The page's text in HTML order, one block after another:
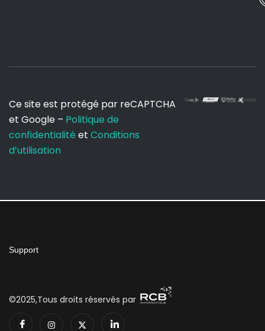
Ce site est protégé par reCAPTCHA
et Google – Politique de
confidentialité et Conditions
d’utilisation
Support
©2025,Tous droits réservés par